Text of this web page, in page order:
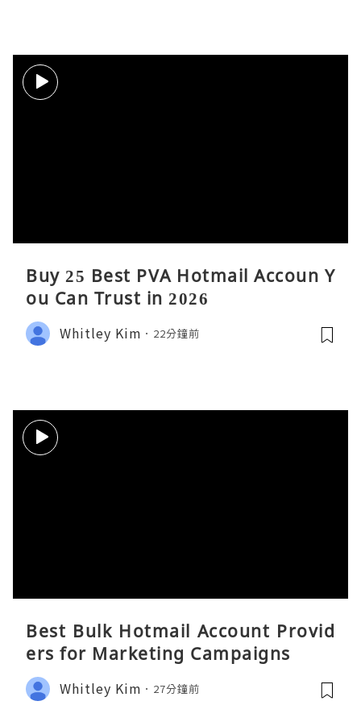
Buy 25 Best PVA Hotmail Accoun Y
ou Can Trust in 2026
Whitley Kim 22分鐘前
Best Bulk Hotmail Account Provid
ers for Marketing Campaigns
Whitley Kim 27分鐘前